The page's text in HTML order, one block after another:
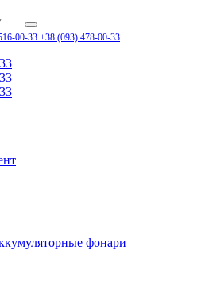
00-33 +38 (093) 478-00-33
фонари